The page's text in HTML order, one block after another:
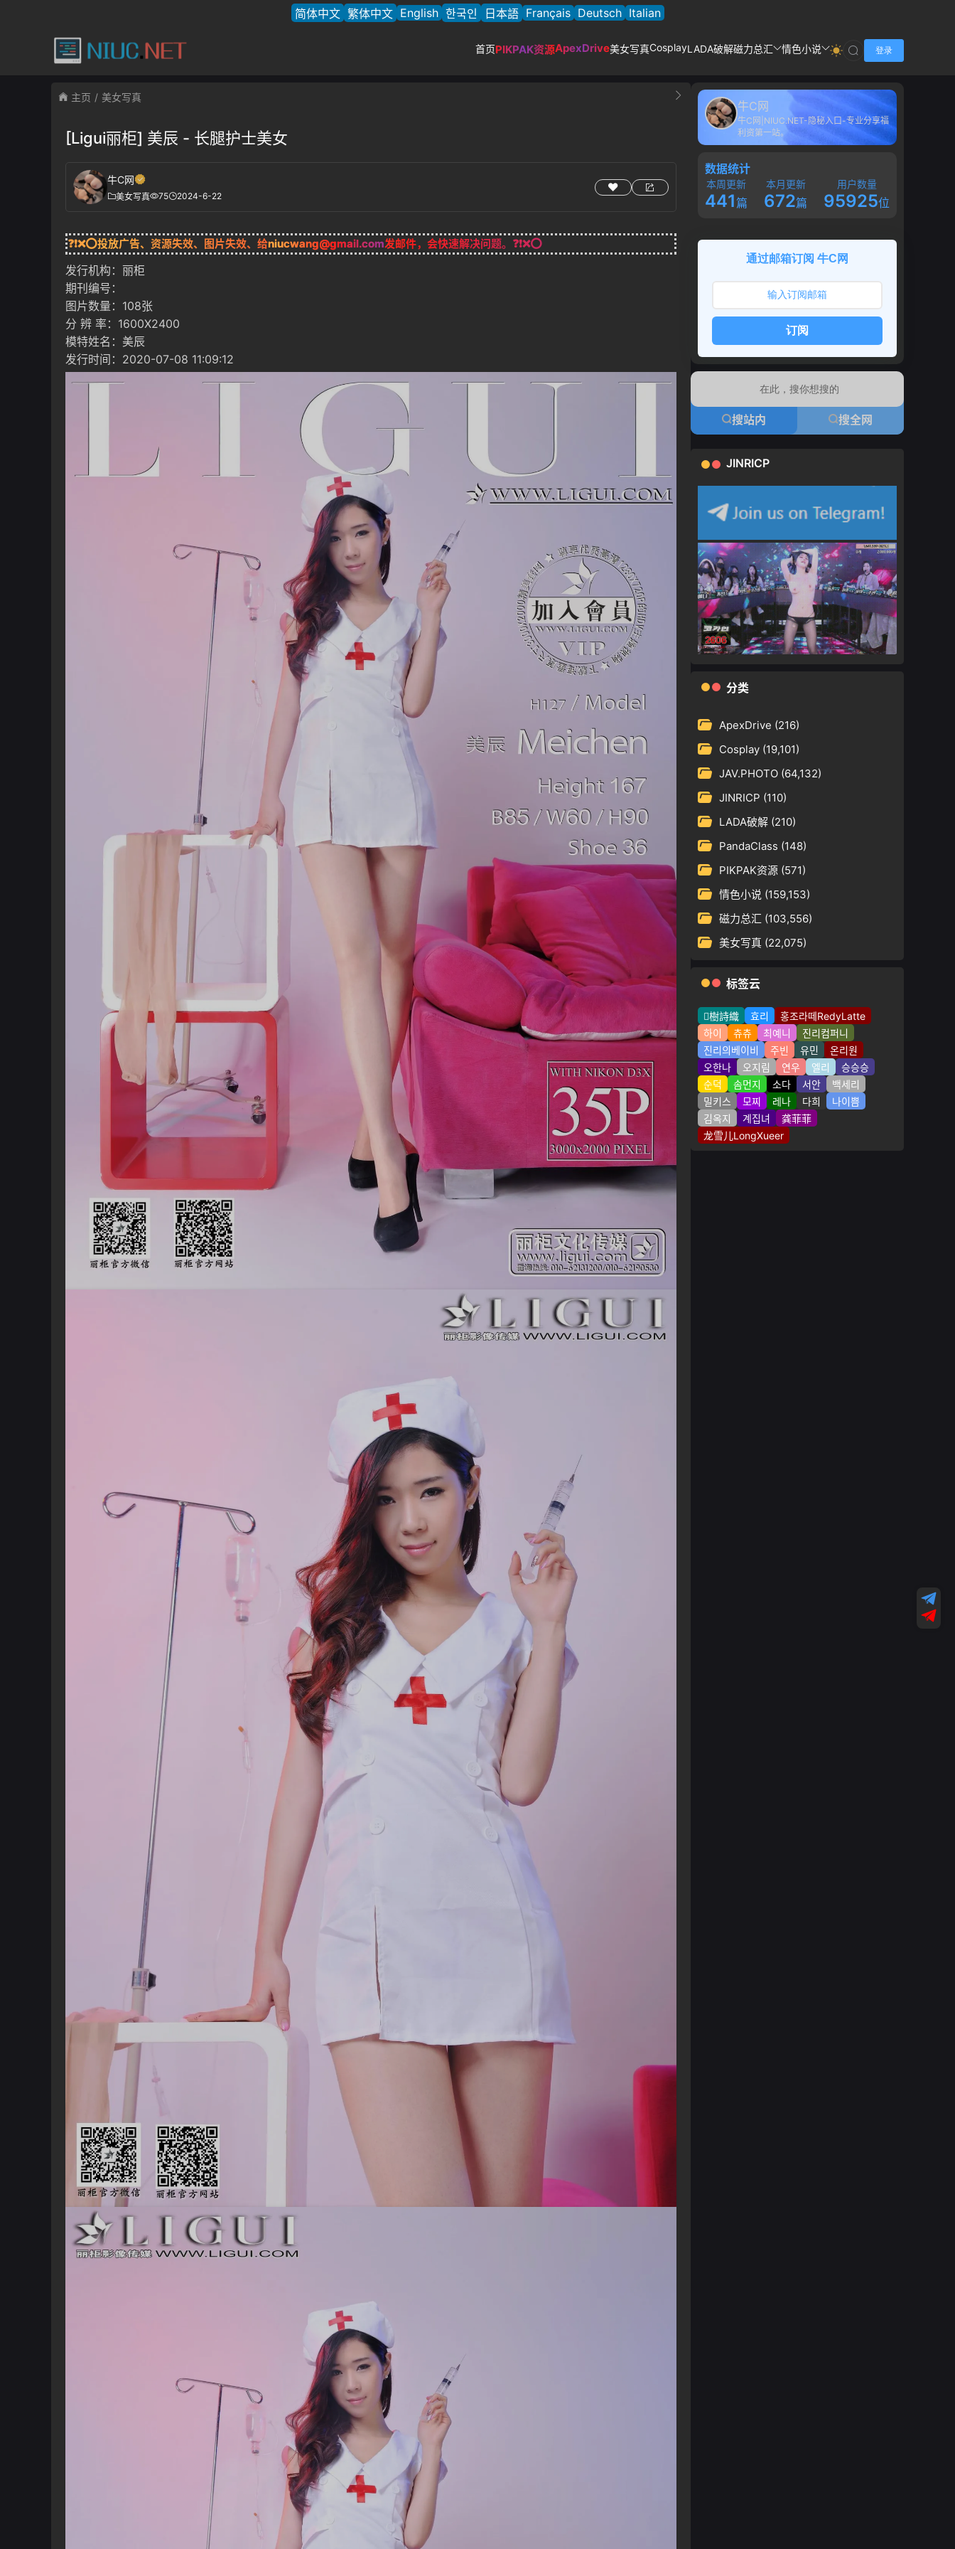
简体中文 繁体中文 English 한국인 日本語 Français Deutsch Italian
首页PIKPAK资源ApexDrive美女写真CosplayLADA破解磁力总汇 情色小说 登录
主页 美女写真
[Ligui丽柜] 美辰 - 长腿护士美女
牛C网
美女写真 75 2024-6-22
❓❗❌⭕投放广告、资源失效、图片失效、给niucwang@gmail.com发邮件，会快速解决问题。❓❗❌⭕
发行机构：丽柜
期刊编号：
图片数量：108张
分 辨 率：1600X2400
模特姓名：美辰
发行时间：2020-07-08 11:09:12
牛C网
牛C网|NIUC.NET-隐秘入口-专业分享福
利资第一站。
数据统计
本周更新
441篇
本月更新
672篇
用户数量
95925位
通过邮箱订阅 牛C网
订阅
搜站内 搜全网
JINRICP
分类
ApexDrive (216)
Cosplay (19,101)
JAV.PHOTO (64,132)
JINRICP (110)
LADA破解 (210)
PandaClass (148)
PIKPAK资源 (571)
情色小说 (159,153)
磁力总汇 (103,556)
美女写真 (22,075)
标签云
樹詩織 효리
홍조라떼RedyLatte
하이
츄츄 최예니
진리컴퍼니
진리의베이비
주빈 유민
온리원
오한나
오지림 연우 엘리
승승승
순덕
솜먼지 소다 서안
백세리
밀키스
모찌 레나 다희
나이쁨
김옥지
계집녀
龚菲菲
龙雪儿LongXueer